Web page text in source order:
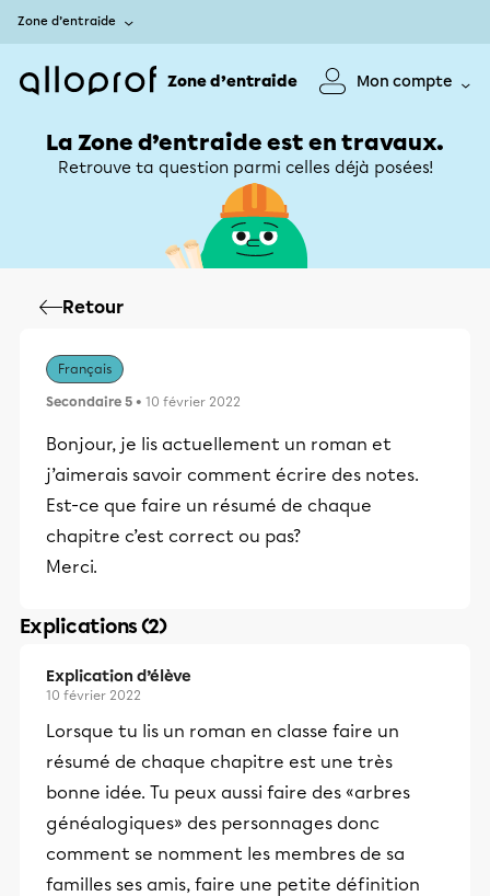
Zone d’entraide
Zone d’entraide Mon compte
La Zone d’entraide est en travaux.
Retrouve ta question parmi celles déjà posées!
Retour
Français
Secondaire 5 • 10 février 2022
Bonjour, je lis actuellement un roman et
j’aimerais savoir comment écrire des notes.
Est-ce que faire un résumé de chaque
chapitre c’est correct ou pas?
Merci.
Explications (2)
Explication d’élève
10 février 2022
Lorsque tu lis un roman en classe faire un
résumé de chaque chapitre est une très
bonne idée. Tu peux aussi faire des «arbres
généalogiques» des personnages donc
comment se nomment les membres de sa
familles ses amis, faire une petite définition